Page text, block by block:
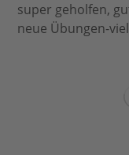
super geholfen,
neue Übungen-